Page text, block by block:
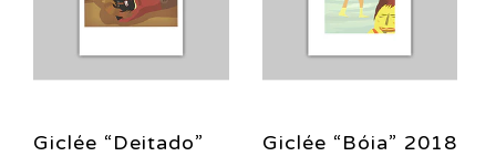
Giclée “Deitado”
Giclée “Bóia” 2018